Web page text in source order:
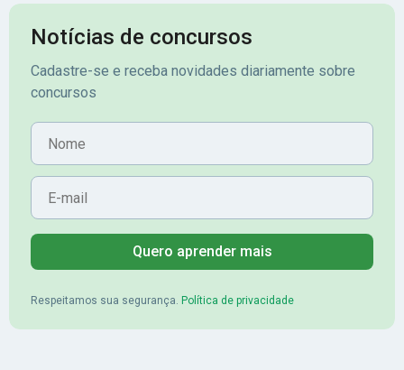
Notícias de concursos
Cadastre-se e receba novidades diariamente sobre
concursos
Nome
E-mail
Quero aprender mais
Respeitamos sua segurança. Política de privacidade